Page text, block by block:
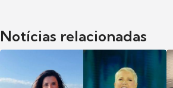
Notícias relacionadas